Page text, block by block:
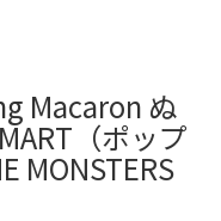
Macaron ぬ
（ポップ
MONSTERS